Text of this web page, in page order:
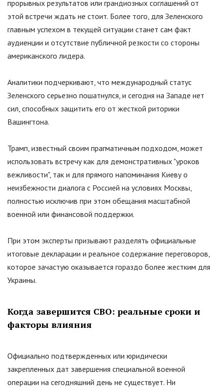
прорывных результатов или грандиозных соглашений от
этой встречи ждать не стоит. Более того, для Зеленского
главным успехом в текущей ситуации станет сам факт
аудиенции и отсутствие публичной резкости со стороны
американского лидера.
Аналитики подчеркивают, что международный статус
Зеленского серьезно пошатнулся, и сегодня на Западе нет
сил, способных защитить его от жесткой риторики
Вашингтона.
Трамп, известный своим прагматичным подходом, может
использовать встречу как для демонстративных "уроков
вежливости", так и для прямого напоминания Киеву о
неизбежности диалога с Россией на условиях Москвы,
полностью исключив при этом обещания масштабной
военной или финансовой поддержки.
При этом эксперты призывают разделять официальные
итоговые декларации и реальное содержание переговоров,
которое зачастую оказывается гораздо более жестким для
Украины.
Когда завершится СВО: реальные сроки и
факторы влияния
Официально подтвержденных или юридически
закрепленных дат завершения специальной военной
операции на сегодняшний день не существует. Ни